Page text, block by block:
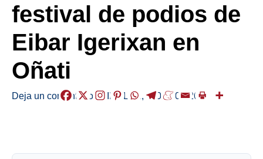
festival de podios de
Eibar Igerixan en
Oñati
Deja un comentario /KIROLAK , /2026-05-26